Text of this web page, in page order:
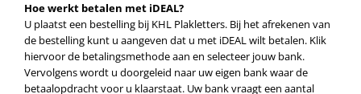
Hoe werkt betalen met iDEAL?
U plaatst een bestelling bij KHL Plakletters. Bij het afrekenen van
de bestelling kunt u aangeven dat u met iDEAL wilt betalen. Klik
hiervoor de betalingsmethode aan en selecteer jouw bank.
Vervolgens wordt u doorgeleid naar uw eigen bank waar de
betaalopdracht voor u klaarstaat. Uw bank vraagt een aantal